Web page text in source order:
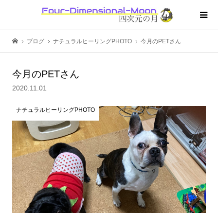
ブログ ナチュラルヒーリングPHOTO 今月のPETさん
今月のPETさん
2020.11.01
ナチュラルヒーリングPHOTO